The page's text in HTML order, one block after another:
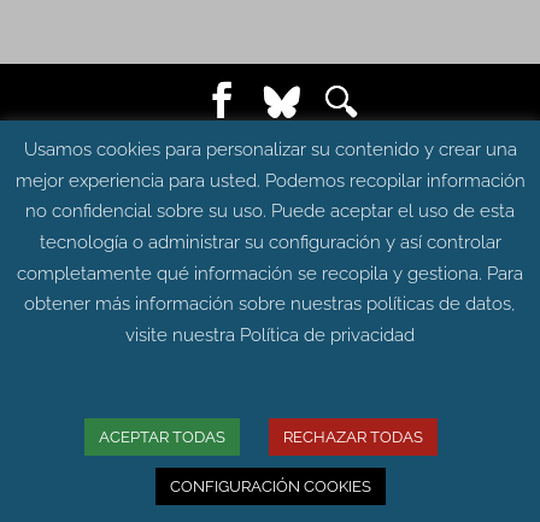
© Grupo Aragosaurus 2023.
Universidad de Zaragoza. Facultad de Ciencias.
Edificio de Geológicas. Pedro Cerbuna 12 - 50009
ZARAGOZA
Diseño web:Intesiscon
Usamos cookies para personalizar su contenido y crear una
mejor experiencia para usted. Podemos recopilar información
no confidencial sobre su uso. Puede aceptar el uso de esta
tecnología o administrar su configuración y así controlar
completamente qué información se recopila y gestiona. Para
obtener más información sobre nuestras políticas de datos,
visite nuestra Política de privacidad
ACEPTAR TODAS RECHAZAR TODAS
CONFIGURACIÓN COOKIES